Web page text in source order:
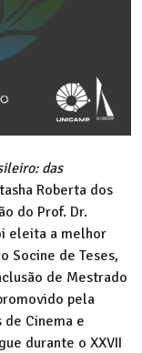
das
Roberta dos
do Prof. Dr.
eleita a melhor
Socine de Teses,
de Mestrado
pela
Cinema e
durante o XXVII